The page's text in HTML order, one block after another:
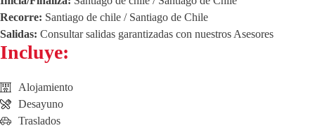
Recorre: Santiago de chile / Santiago de Chile
Salidas: Consultar salidas garantizadas con nuestros Asesores
Incluye:
Alojamiento
Desayuno
Traslados